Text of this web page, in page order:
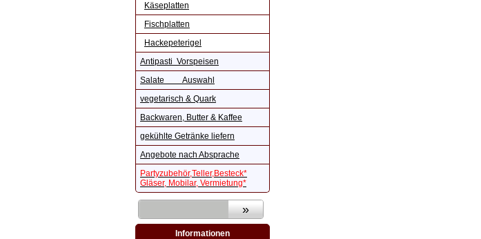
Käseplatten
Fischplatten
Hackepeterigel
Antipasti Vorspeisen
Salate Auswahl
vegetarisch & Quark
Backwaren, Butter & Kaffee
gekühlte Getränke liefern
Angebote nach Absprache
Partyzubehör,Teller,Besteck*
Gläser, Mobilar, Vermietung*
Informationen